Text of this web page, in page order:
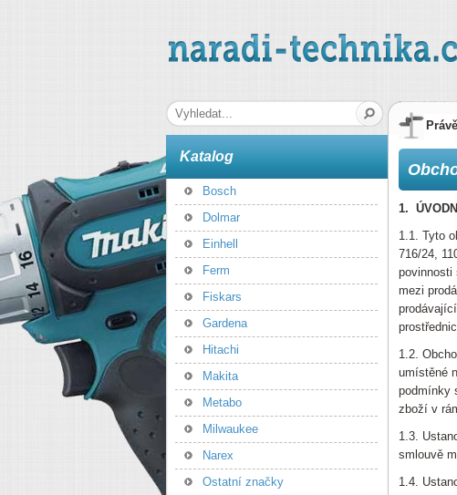
naradi-technika.cz
1.
1.1. Tyto
716/24,
povinnosti
mezi
1.2.
umístěné
podmínky
zboží v
1.3.
smlouvě
1.4.
Katalog
Bosch
Dolmar
Einhell
Ferm
Fiskars
Gardena
Hitachi
Makita
Metabo
Milwaukee
Narex
Ostatní značky
Hledaná fráze